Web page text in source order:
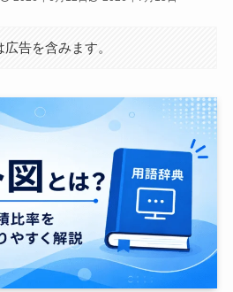
広告を含みます。